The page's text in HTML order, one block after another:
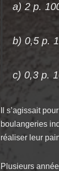
a) 2 p.
b) 0,5 p.
c) 0,3 p.
Il s’agissait
boulangeries
réaliser leur
Plusieurs